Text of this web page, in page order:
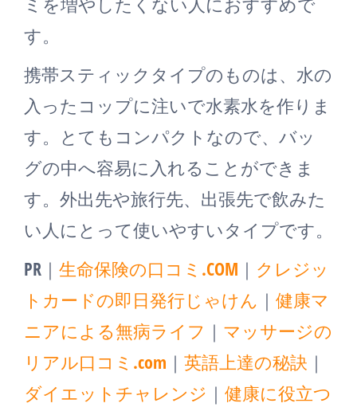
す。
携帯スティックタイプのものは、水の
入ったコップに注いで水素水を作りま
す。とてもコンパクトなので、バッ
グの中へ容易に入れることができま
す。外出先や旅行先、出張先で飲みた
い人にとって使いやすいタイプです。
PR｜ 生命保険の口コミ.COM ｜ クレジッ
トカードの即日発行じゃけん ｜ 健康マ
ニアによる無病ライフ ｜ マッサージの
リアル口コミ.com ｜ 英語上達の秘訣 ｜
ダイエットチャレンジ ｜ 健康に役立つ